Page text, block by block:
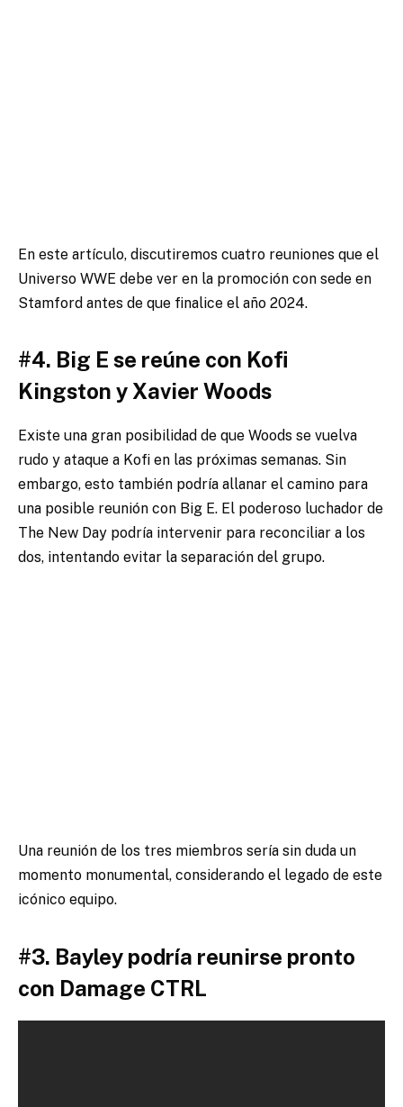
En este artículo, discutiremos cuatro reuniones que el
Universo WWE debe ver en la promoción con sede en
Stamford antes de que finalice el año 2024.
#4. Big E se reúne con Kofi
Kingston y Xavier Woods
Existe una gran posibilidad de que Woods se vuelva
rudo y ataque a Kofi en las próximas semanas. Sin
embargo, esto también podría allanar el camino para
una posible reunión con Big E. El poderoso luchador de
The New Day podría intervenir para reconciliar a los
dos, intentando evitar la separación del grupo.
Una reunión de los tres miembros sería sin duda un
momento monumental, considerando el legado de este
icónico equipo.
#3. Bayley podría reunirse pronto
con Damage CTRL